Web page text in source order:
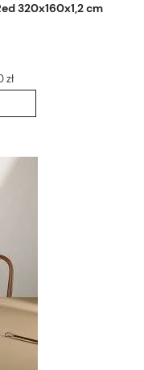
320x160x1,2 cm
zł